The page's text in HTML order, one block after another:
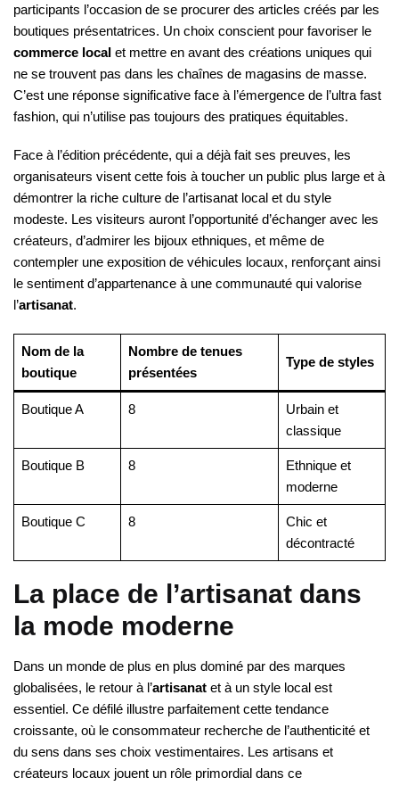
participants l’occasion de se procurer des articles créés par les
boutiques présentatrices. Un choix conscient pour favoriser le
commerce local et mettre en avant des créations uniques qui
ne se trouvent pas dans les chaînes de magasins de masse.
C’est une réponse significative face à l’émergence de l’ultra fast
fashion, qui n’utilise pas toujours des pratiques équitables.
Face à l’édition précédente, qui a déjà fait ses preuves, les
organisateurs visent cette fois à toucher un public plus large et à
démontrer la riche culture de l’artisanat local et du style
modeste. Les visiteurs auront l’opportunité d’échanger avec les
créateurs, d’admirer les bijoux ethniques, et même de
contempler une exposition de véhicules locaux, renforçant ainsi
le sentiment d’appartenance à une communauté qui valorise
l’artisanat.
Nom de la
boutique
Nombre de tenues
présentées
Type de styles
Boutique A 8
Urbain et
classique
Boutique B 8
Ethnique et
moderne
Boutique C 8
Chic et
décontracté
La place de l’artisanat dans
la mode moderne
Dans un monde de plus en plus dominé par des marques
globalisées, le retour à l’artisanat et à un style local est
essentiel. Ce défilé illustre parfaitement cette tendance
croissante, où le consommateur recherche de l’authenticité et
du sens dans ses choix vestimentaires. Les artisans et
créateurs locaux jouent un rôle primordial dans ce